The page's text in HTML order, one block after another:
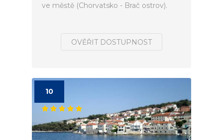
ve městě (Chorvatsko - Brač ostrov).
OVĚŘIT DOSTUPNOST
10